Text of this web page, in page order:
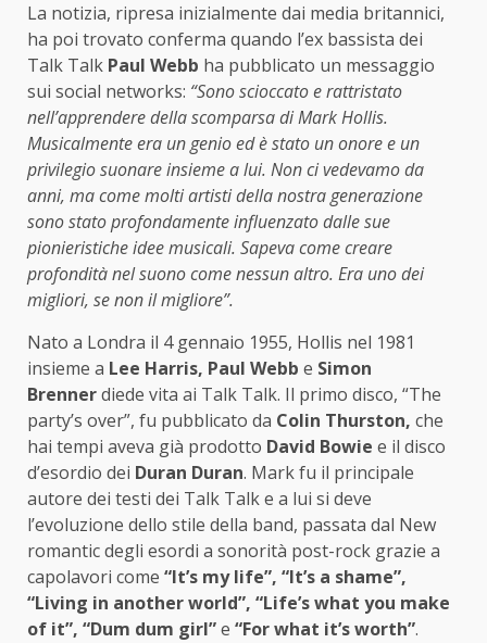
La notizia, ripresa inizialmente dai media britannici,
ha poi trovato conferma quando l’ex bassista dei
Talk Talk Paul Webb ha pubblicato un messaggio
sui social networks: “Sono scioccato e rattristato
nell’apprendere della scomparsa di Mark Hollis.
Musicalmente era un genio ed è stato un onore e un
privilegio suonare insieme a lui. Non ci vedevamo da
anni, ma come molti artisti della nostra generazione
sono stato profondamente influenzato dalle sue
pionieristiche idee musicali. Sapeva come creare
profondità nel suono come nessun altro. Era uno dei
migliori, se non il migliore”.
Nato a Londra il 4 gennaio 1955, Hollis nel 1981
insieme a Lee Harris, Paul Webb e Simon
Brennerdiede vita ai Talk Talk. Il primo disco, “The
party’s over”, fu pubblicato da Colin Thurston, che
hai tempi aveva già prodotto David Bowie e il disco
d’esordio dei Duran Duran. Mark fu il principale
autore dei testi dei Talk Talk e a lui si deve
l’evoluzione dello stile della band, passata dal New
romantic degli esordi a sonorità post-rock grazie a
capolavori come “It’s my life”, “It’s a shame”,
“Living in another world”, “Life’s what you make
of it”, “Dum dum girl”e “For what it’s worth”.